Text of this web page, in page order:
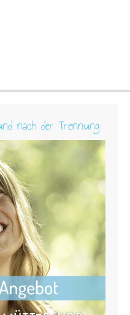
nach der Trennung